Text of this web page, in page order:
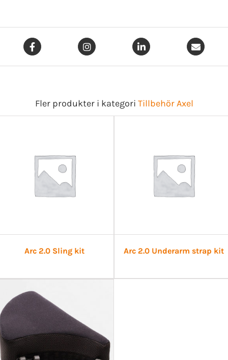
Fler produkter i kategori Tillbehör Axel
Arc 2.0 Sling kit Arc 2.0 Underarm strap kit